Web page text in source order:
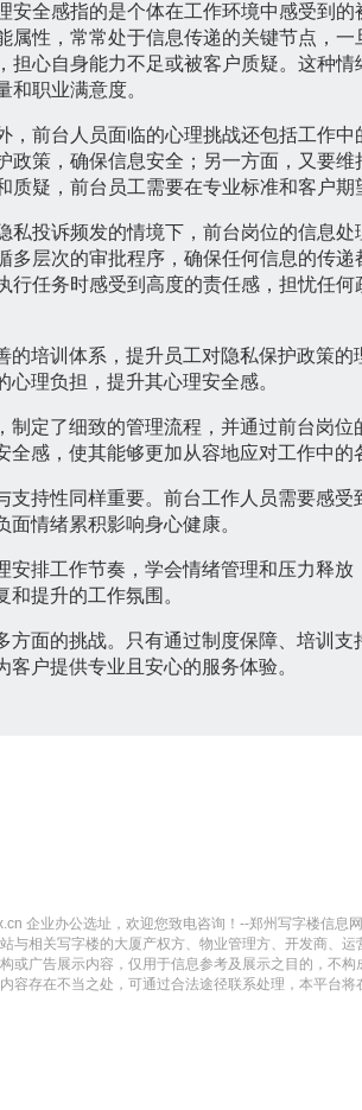
安全感指的是个体在工作环境中感受到
属性，常常处于信息传递的关键节点，
担心自身能力不足或被客户质疑。这种
和职业满意度。
，前台人员面临的心理挑战还包括工作
政策，确保信息安全；另一方面，又要
质疑，前台员工需要在专业标准和客户
私投诉频发的情境下，前台岗位的信息
多层次的审批程序，确保任何信息的传
行任务时感受到高度的责任感，担忧任
培训体系，提升员工对隐私保护政策的
理负担，提升其心理安全感。
定了细致的管理流程，并通过前台岗位
感，使其能够更加从容地应对工作中的
持性同样重要。前台工作人员需要感
情绪累积影响身心健康。
排工作节奏，学会情绪管理和压力释
提升的工作氛围。
面的挑战。只有通过制度保障、培训
户提供专业且安心的服务体验。
企业办公选址，欢迎您致电咨询！--郑州写字楼信息
相关写字楼的大厦产权方、物业管理方、开发商、
广告展示内容，仅用于信息参考及展示之目的，不
存在不当之处，可通过合法途径联系处理，本平台将